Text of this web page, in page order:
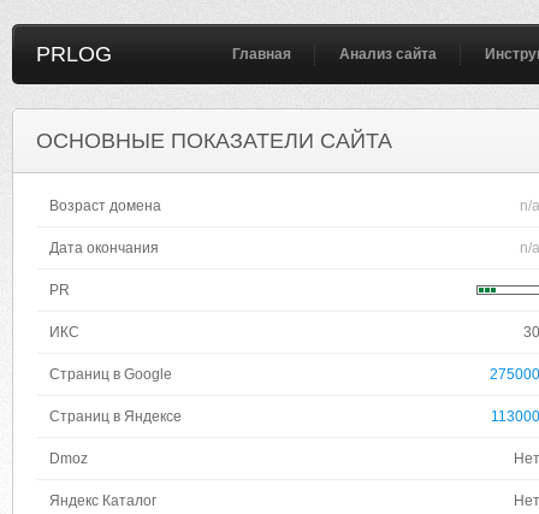
PRLOG Главная Анализ сайта
ОСНОВНЫЕ ПОКАЗАТЕЛИ САЙТА
Возраст домена n/a
Дата окончания n/a
PR
ИКС 30
Страниц в Google 275000
Страниц в Яндексе 113000
Dmoz Нет
Яндекс Каталог Нет